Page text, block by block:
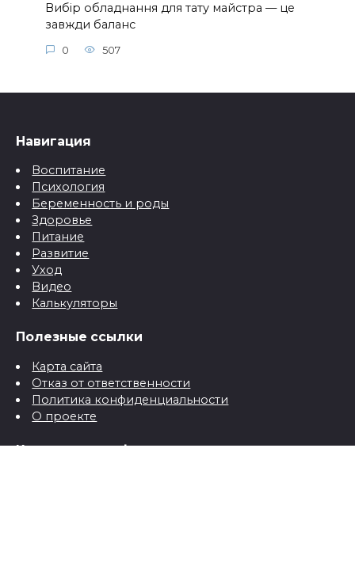
Вибір обладнання для тату майстра — це
завжди баланс
0 507
Навигация
Воспитание
Психология
Беременность и роды
Здоровье
Питание
Развитие
Уход
Видео
Калькуляторы
Полезные ссылки
Карта сайта
Отказ от ответственности
Политика конфиденциальности
О проекте
Контактная информация